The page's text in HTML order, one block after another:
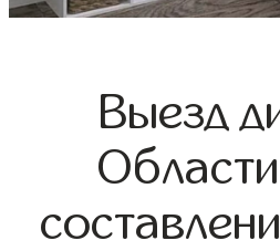
Выезд